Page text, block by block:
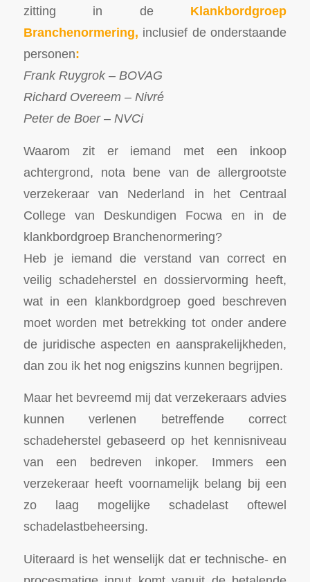
zitting in de Klankbordgroep
Branchenormering, inclusief de onderstaande
personen:
Frank Ruygrok – BOVAG
Richard Overeem – Nivré
Peter de Boer – NVCi
Waarom zit er iemand met een inkoop
achtergrond, nota bene van de allergrootste
verzekeraar van Nederland in het Centraal
College van Deskundigen Focwa en in de
klankbordgroep Branchenormering?
Heb je iemand die verstand van correct en
veilig schadeherstel en dossiervorming heeft,
wat in een klankbordgroep goed beschreven
moet worden met betrekking tot onder andere
de juridische aspecten en aansprakelijkheden,
dan zou ik het nog enigszins kunnen begrijpen.
Maar het bevreemd mij dat verzekeraars advies
kunnen verlenen betreffende correct
schadeherstel gebaseerd op het kennisniveau
van een bedreven inkoper. Immers een
verzekeraar heeft voornamelijk belang bij een
zo laag mogelijke schadelast oftewel
schadelastbeheersing.
Uiteraard is het wenselijk dat er technische- en